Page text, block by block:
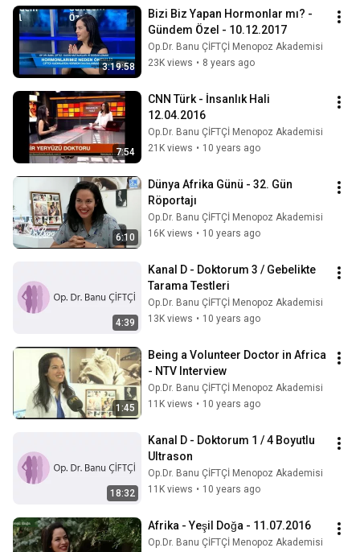
3:19:58
Bizi Biz Yapan Hormonlar mı? -
Gündem Özel - 10.12.2017
Op.Dr. Banu ÇİFTÇİ Menopoz Akademisi
23K views • 8 years ago
7:54
CNN Türk - İnsanlık Hali
12.04.2016
Op.Dr. Banu ÇİFTÇİ Menopoz Akademisi
21K views • 10 years ago
6:10
Dünya Afrika Günü - 32. Gün
Röportajı
Op.Dr. Banu ÇİFTÇİ Menopoz Akademisi
16K views • 10 years ago
4:39
Kanal D - Doktorum 3 / Gebelikte
Tarama Testleri
Op.Dr. Banu ÇİFTÇİ Menopoz Akademisi
13K views • 10 years ago
1:45
Being a Volunteer Doctor in Africa
- NTV Interview
Op.Dr. Banu ÇİFTÇİ Menopoz Akademisi
11K views • 10 years ago
18:32
Kanal D - Doktorum 1 / 4 Boyutlu
Ultrason
Op.Dr. Banu ÇİFTÇİ Menopoz Akademisi
11K views • 10 years ago
Afrika - Yeşil Doğa - 11.07.2016
Op.Dr. Banu ÇİFTÇİ Menopoz Akademisi